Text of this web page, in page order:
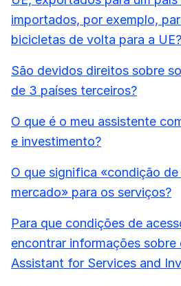
importados, por exemplo,
bicicletas de volta para a UE?
São devidos direitos sobre
de 3 países terceiros?
O que é o meu assistente
e investimento?
O que significa «condição de
mercado» para os serviços?
Para que condições de
encontrar informações sobre
Assistant for Services and